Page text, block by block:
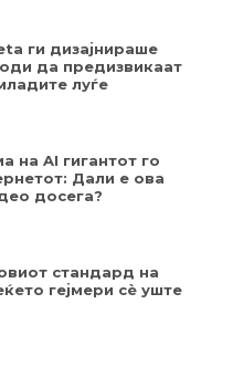
ги дизајнираше
да предизвикаат
луѓе
на AI гигантот го
Дали е ова
досега?
стандард на
гејмери ​​сè уште